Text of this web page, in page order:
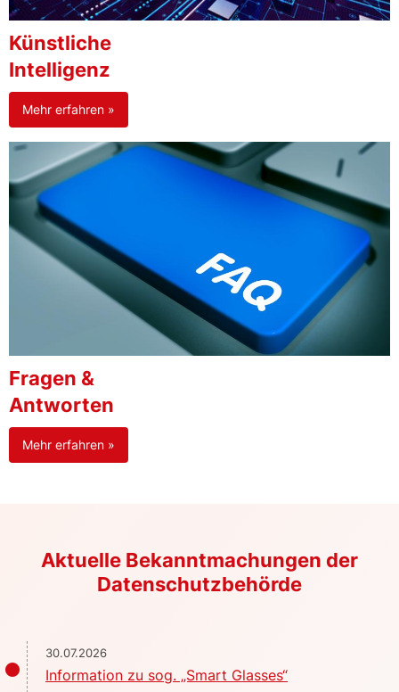
Künstliche
Intelligenz
Mehr erfahren »
Fragen &
Antworten
Mehr erfahren »
Aktuelle Bekanntmachungen der
Datenschutzbehörde
30.07.2026
Information zu sog. „Smart Glasses“